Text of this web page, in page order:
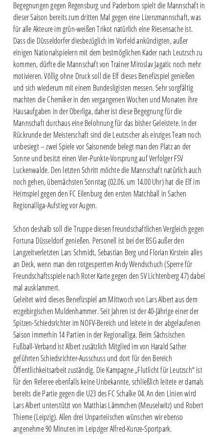
Begegnungen gegen Regensburg und Paderborn spielt die Mannschaft in
dieser Saison bereits zum dritten Mal gegen eine Lizenzmannschaft, was
für alle Akteure im grün-weißen Trikot natürlich eine Riesensache ist.
Dass die Düsseldorfer diesbezüglich im Vorfeld ankündigten, außer
einigen Nationalspielern mit dem bestmöglichen Kader nach Leutzsch zu
kommen, dürfte die Mannschaft von Trainer Miroslav Jagatic noch mehr
motivieren. Völlig ohne Druck soll die Elf dieses Benefizspiel genießen
und sich wiederum mit einem Bundesligisten messen. Sehr sorgfältig
machten die Chemiker in den vergangenen Wochen und Monaten ihre
Hausaufgaben in der Oberliga, daher ist diese Begegnung für die
Mannschaft durchaus eine Belohnung für das bisher Geleistete. In der
Rückrunde der Meisterschaft sind die Leutzscher als einziges Team noch
unbesiegt – zwei Spiele vor Saisonende belegt man den Platz an der
Sonne und besitzt einen Vier-Punkte-Vorsprung auf Verfolger FSV
Luckenwalde. Den letzten Schritt möchte die Mannschaft natürlich auch
noch gehen, übernächsten Sonntag (02.06. um 14.00 Uhr) hat die Elf im
Heimspiel gegen den FC Eilenburg den ersten Matchball in Sachen
Regionalliga-Aufstieg vor Augen.
Schon deshalb soll die Truppe diesen freundschaftlichen Vergleich gegen
Fortuna Düsseldorf genießen. Personell ist bei der BSG außer den
Langzeitverletzten Lars Schmidt, Sebastian Berg und Florian Kirstein alles
an Deck, wenn man den rotgesperrten Andy Wendschuch (Sperre für
Freundschaftsspiele nach Roter Karte gegen den SV Lichtenberg 47) dabei
mal ausklammert.
Geleitet wird dieses Benefizspiel am Mittwoch von Lars Albert aus dem
erzgebirgischen Muldenhammer. Seit Jahren ist der 40-Jährige einer der
Spitzen-Schiedsrichter im NOFV-Bereich und leitete in der abgelaufenen
Saison immerhin 14 Partien in der Regionalliga. Beim Sächsischen
Fußball-Verband ist Albert zusätzlich Mitglied im von Harald Sather
geführten Schiedsrichter-Ausschuss und dort für den Bereich
Öffentlichkeitsarbeit zuständig. Die Kampagne „Flutlicht für Leutzsch“ ist
für den Referee ebenfalls keine Unbekannte, schließlich leitete er damals
bereits die Partie gegen die U23 des FC Schalke 04. An den Linien wird
Lars Albert unterstützt von Matthias Lämmchen (Meuselwitz) und Robert
Thieme (Leipzig). Allen drei Unparteiischen wünschen wir ebenso
angenehme 90 Minuten im Leipziger Alfred-Kunze-Sportpark.